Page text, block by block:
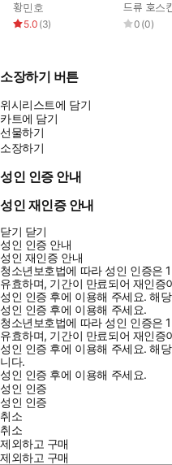
황민호
5.0 (3)
드류 호스
0 (0)
소장하기 버튼
위시리스트에 담기
카트에 담기
선물하기
소장하기
성인 인증 안내
성인 재인증 안내
닫기 닫기
성인 인증 안내
성인 재인증 안내
청소년보호법에 따라 성인 인증은
유효하며, 기간이 만료되어 재인증
성인 인증 후에 이용해 주세요.해
성인 인증 후에 이용해 주세요.
청소년보호법에 따라 성인 인증은
유효하며, 기간이 만료되어 재인증
성인 인증 후에 이용해 주세요.해
니다.
성인 인증 후에 이용해 주세요.
성인 인증
성인 인증
취소
취소
제외하고 구매
제외하고 구매